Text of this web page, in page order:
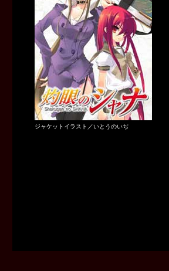
ジャケットイラスト／いとうのいぢ